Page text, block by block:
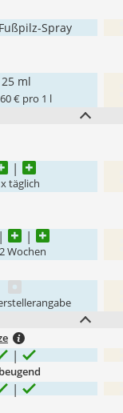
Spray
25 ml
€ pro 1 l
täglich
Wochen